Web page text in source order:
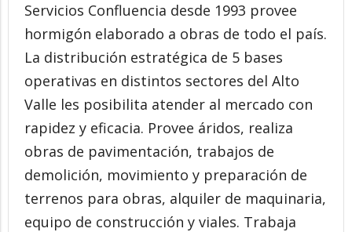
Servicios Confluencia desde 1993 provee
hormigón elaborado a obras de todo el país.
La distribución estratégica de 5 bases
operativas en distintos sectores del Alto
Valle les posibilita atender al mercado con
rapidez y eficacia. Provee áridos, realiza
obras de pavimentación, trabajos de
demolición, movimiento y preparación de
terrenos para obras, alquiler de maquinaria,
equipo de construcción y viales. Trabaja